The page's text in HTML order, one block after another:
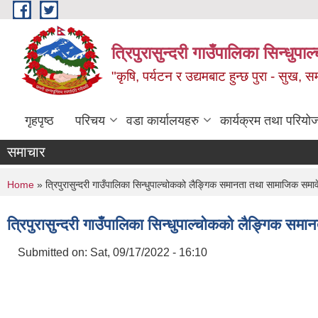
Skip to main content
त्रिपुरासुन्दरी गाउँपालिका
"कृषि, पर्यटन र उद्यमबाट हुन्छ पुरा - सुख,
गृहपृष्ठ परिचय वडा कार्यालयहरु कार्यक्रम तथा
समाचार
You are here
Home » त्रिपुरासुन्दरी गाउँपालिका सिन्धुपाल्चोकको लैङ्गिक समानता तथा सामाजिक
त्रिपुरासुन्दरी गाउँपालिका सिन्धुपाल्चोकको लैङ्गिक
Submitted on: Sat, 09/17/2022 - 16:10